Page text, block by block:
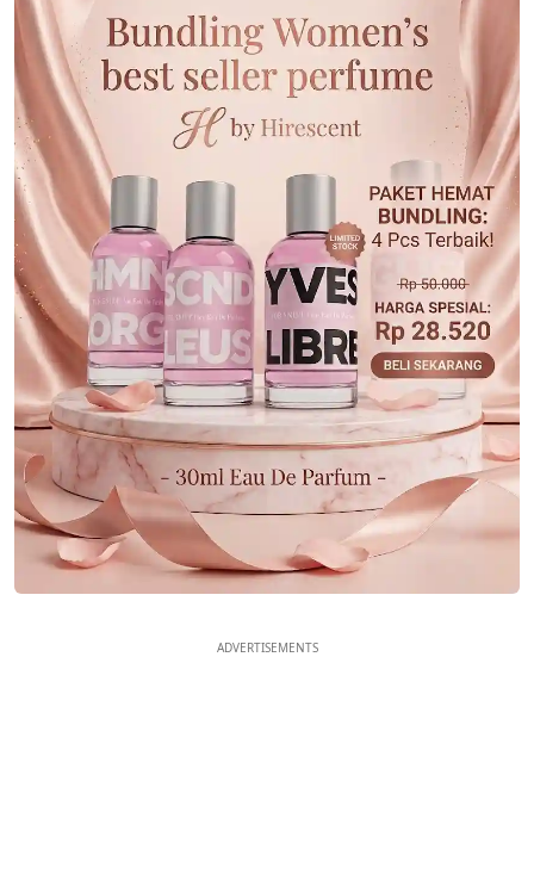
ADVERTISEMENTS